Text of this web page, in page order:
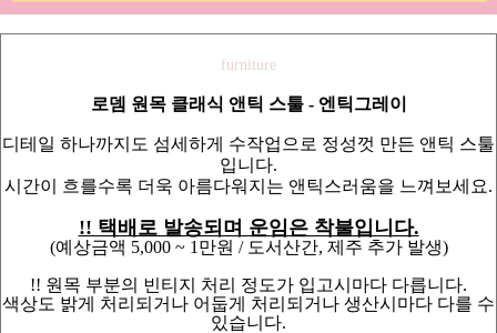
furniture
로뎀 원목 클래식 앤틱 스툴 - 엔틱그레이
디테일 하나까지도 섬세하게 수작업으로 정성껏 만든 앤틱 스툴
입니다.
시간이 흐를수록 더욱 아름다워지는 앤틱스러움을 느껴보세요.
!! 택배로 발송되며 운임은 착불입니다.
(예상금액 5,000 ~ 1만원 / 도서산간, 제주 추가 발생)
!! 원목 부분의 빈티지 처리 정도가 입고시마다 다릅니다.
색상도 밝게 처리되거나 어둡게 처리되거나 생산시마다 다를 수
있습니다.